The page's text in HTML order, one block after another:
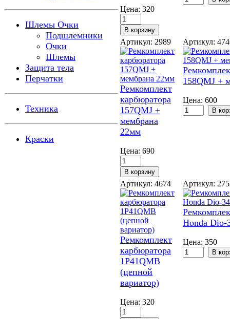
Шлемы Очки
Подшлемники
Очки
Шлемы
Защита тела
Перчатки
Техника
Краски
Цена: 320
Артикул: 2989
Ремкомплект
карбюратора
157QMJ +
мембрана
22мм
Цена: 690
Артикул:
158QMJ +
Цена: 600
Артикул: 4674
Ремкомплект
карбюратора
1P41QMB
(цепной
вариатор)
Цена: 320
Артикул:
Honda Dio-
Цена: 350